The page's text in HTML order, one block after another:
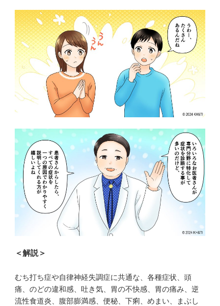
＜解説＞
むち打ち症や自律神経失調症に共通な、各種症状、頭
痛、のどの違和感、吐き気、胃の不快感、胃の痛み、逆
流性食道炎、腹部膨満感、便秘、下痢、めまい、まぶし